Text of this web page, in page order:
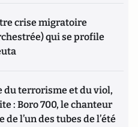
crise migratoire
qui se profile
du terrorisme et du viol,
: Boro 700, le chanteur
de l’un des tubes de l’été